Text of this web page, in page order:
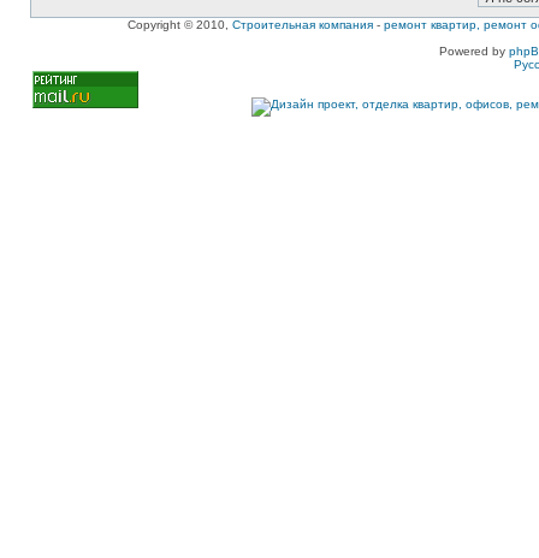
Copyright © 2010, Строительная компания - ремонт квартир, ремонт
Powered by